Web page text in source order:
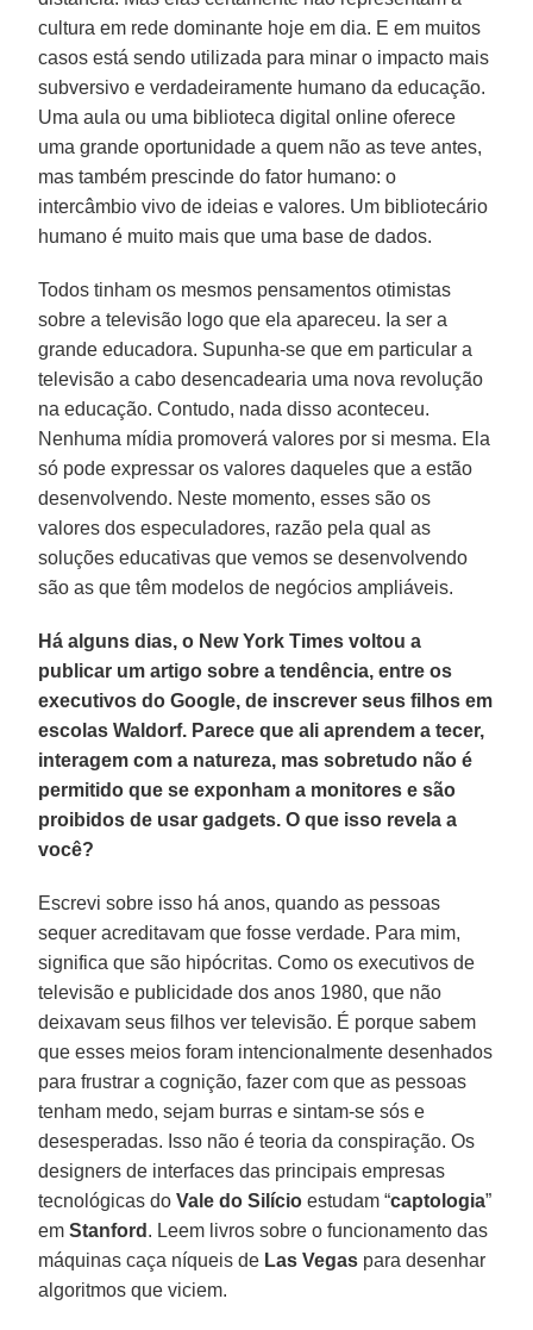
cultura em rede dominante hoje em dia. E em muitos
casos está sendo utilizada para minar o impacto mais
subversivo e verdadeiramente humano da educação.
Uma aula ou uma biblioteca digital online oferece
uma grande oportunidade a quem não as teve antes,
mas também prescinde do fator humano: o
intercâmbio vivo de ideias e valores. Um bibliotecário
humano é muito mais que uma base de dados.
Todos tinham os mesmos pensamentos otimistas
sobre a televisão logo que ela apareceu. Ia ser a
grande educadora. Supunha-se que em particular a
televisão a cabo desencadearia uma nova revolução
na educação. Contudo, nada disso aconteceu.
Nenhuma mídia promoverá valores por si mesma. Ela
só pode expressar os valores daqueles que a estão
desenvolvendo. Neste momento, esses são os
valores dos especuladores, razão pela qual as
soluções educativas que vemos se desenvolvendo
são as que têm modelos de negócios ampliáveis.
Há alguns dias, o New York Times voltou a
publicar um artigo sobre a tendência, entre os
executivos do Google, de inscrever seus filhos em
escolas Waldorf. Parece que ali aprendem a tecer,
interagem com a natureza, mas sobretudo não é
permitido que se exponham a monitores e são
proibidos de usar gadgets. O que isso revela a
você?
Escrevi sobre isso há anos, quando as pessoas
sequer acreditavam que fosse verdade. Para mim,
significa que são hipócritas. Como os executivos de
televisão e publicidade dos anos 1980, que não
deixavam seus filhos ver televisão. É porque sabem
que esses meios foram intencionalmente desenhados
para frustrar a cognição, fazer com que as pessoas
tenham medo, sejam burras e sintam-se sós e
desesperadas. Isso não é teoria da conspiração. Os
designers de interfaces das principais empresas
tecnológicas doVale do Silício estudam “captologia”
emStanford . Leem livros sobre o funcionamento das
máquinas caça níqueis de Las Vegas para desenhar
algoritmos que viciem.